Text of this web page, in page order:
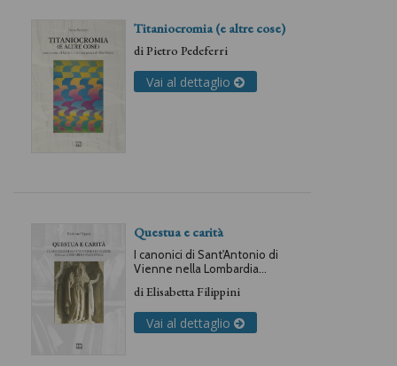
Titaniocromia (e altre cose)
diPietro Pedeferri
Vai al dettaglio
Questua e carità
I canonici di Sant'Antonio di
Vienne nella Lombardia
diElisabetta Filippini
Vai al dettaglio